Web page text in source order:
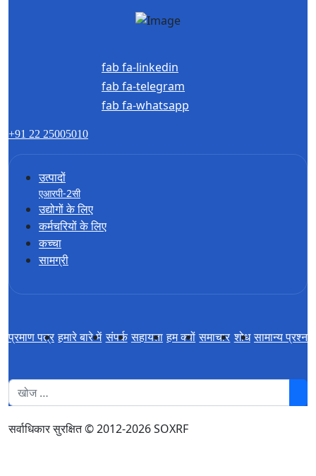
fab fa-linkedin
fab fa-telegram
fab fa-whatsapp
+91 22 25005010
उत्पादों
एआरपी-2सी
उद्योगों के लिए
कर्मचरियों के लिए
कच्चा
सामग्री
प्रमाण पत्र हमारे बारे में संपर्क सहायता हम क्यों समाचार शोध सामान्य प्रश्न
1
सर्वाधिकार सुरक्षित © 2012-2026 SOXRF